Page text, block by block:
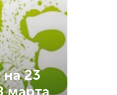
23
марта